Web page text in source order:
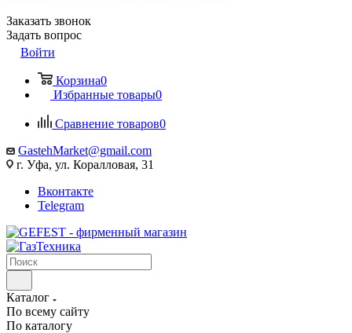
Заказать звонок
Задать вопрос
Войти
Корзина0
Избранные товары0
Сравнение товаров0
GastehMarket@gmail.com
г. Уфа, ул. Коралловая, 31
Вконтакте
Telegram
Каталог
По всему сайту
По каталогу